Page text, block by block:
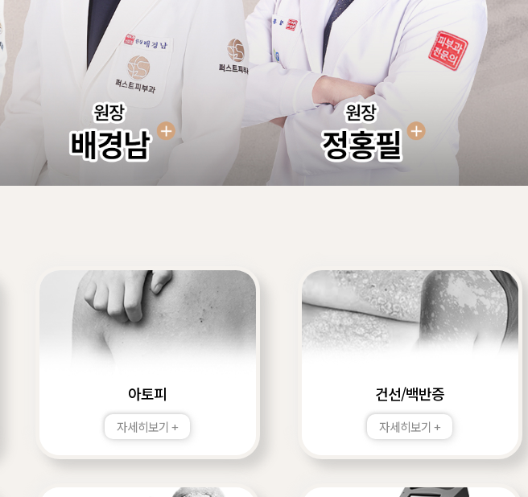
아토피
자세히보기 +
건선/백반증
자세히보기 +